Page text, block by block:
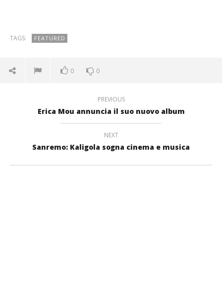
TAGS: FEATURED
0 0
PREVIOUS
Erica Mou annuncia il suo nuovo album
NEXT
Sanremo: Kaligola sogna cinema e musica